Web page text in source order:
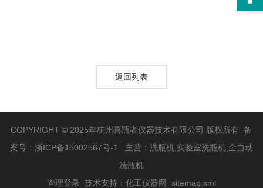
返回列表
COPYRIGHT © 2025年杭州喜瓶者仪器技术有限公司 版权所有 备
案号： 浙ICP备15002567号-1
主营：洗瓶机,实验室洗瓶机,全自动
洗瓶机
管理登录 技术支持： 化工仪器网 sitemap.xml